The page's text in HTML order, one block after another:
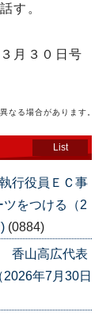
す。
月３０日号
なる場合があります。
List
行役員ＥＣ事
をつける（2
(0884)
香山高広代表
年7月30日